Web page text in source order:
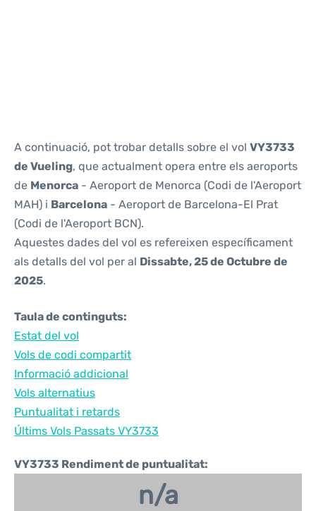
A continuació, pot trobar detalls sobre el vol VY3733
de Vueling, que actualment opera entre els aeroports
de Menorca - Aeroport de Menorca (Codi de l'Aeroport
MAH) i Barcelona - Aeroport de Barcelona-El Prat
(Codi de l'Aeroport BCN).
Aquestes dades del vol es refereixen específicament
als detalls del vol per al Dissabte, 25 de Octubre de
2025.
Taula de continguts:
Estat del vol
Vols de codi compartit
Informació addicional
Vols alternatius
Puntualitat i retards
Últims Vols Passats VY3733
VY3733 Rendiment de puntualitat:
n/a